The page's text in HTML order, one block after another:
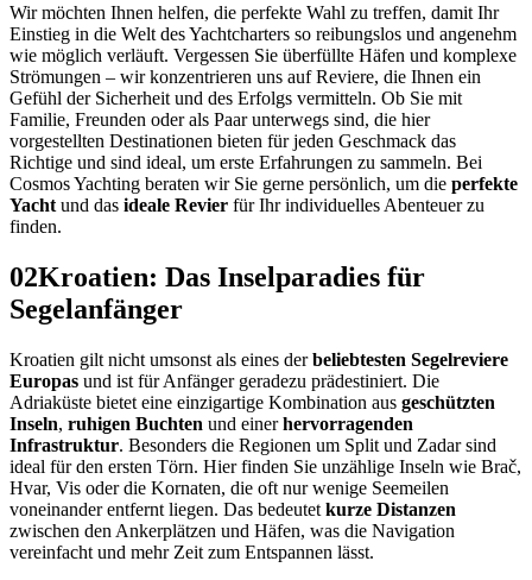
Wir möchten Ihnen helfen, die perfekte Wahl zu treffen, damit Ihr
Einstieg in die Welt des Yachtcharters so reibungslos und angenehm
wie möglich verläuft. Vergessen Sie überfüllte Häfen und komplexe
Strömungen – wir konzentrieren uns auf Reviere, die Ihnen ein
Gefühl der Sicherheit und des Erfolgs vermitteln. Ob Sie mit
Familie, Freunden oder als Paar unterwegs sind, die hier
vorgestellten Destinationen bieten für jeden Geschmack das
Richtige und sind ideal, um erste Erfahrungen zu sammeln. Bei
Cosmos Yachting beraten wir Sie gerne persönlich, um die perfekte
Yacht und das ideale Revier für Ihr individuelles Abenteuer zu
finden.
02Kroatien: Das Inselparadies für
Segelanfänger
Kroatien gilt nicht umsonst als eines derbeliebtesten Segelreviere
Europas und ist für Anfänger geradezu prädestiniert. Die
Adriaküste bietet eine einzigartige Kombination aus geschützten
Inseln, ruhigen Buchten und einerhervorragenden
Infrastruktur. Besonders die Regionen um Split und Zadar sind
ideal für den ersten Törn. Hier finden Sie unzählige Inseln wie Brač,
Hvar, Vis oder die Kornaten, die oft nur wenige Seemeilen
voneinander entfernt liegen. Das bedeutet kurze Distanzen
zwischen den Ankerplätzen und Häfen, was die Navigation
vereinfacht und mehr Zeit zum Entspannen lässt.